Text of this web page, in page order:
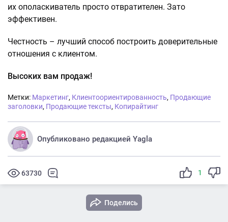
их ополаскиватель просто отвратителен. Зато
эффективен.
Честность – лучший способ построить доверительные
отношения с клиентом.
Высоких вам продаж!
Метки: Маркетинг, Клиентоориентированность, Продающие
заголовки, Продающие тексты, Копирайтинг
Опубликовано редакцией Yagla
63730 1
Поделись